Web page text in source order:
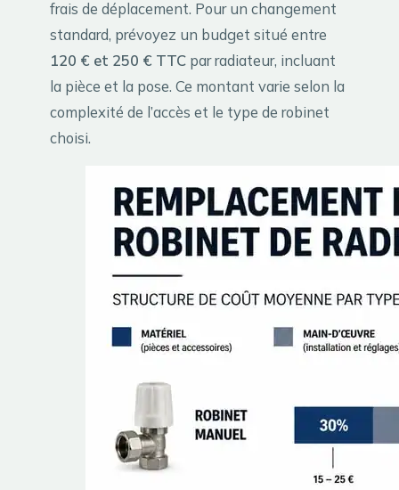
frais de déplacement. Pour un changement
standard, prévoyez un budget situé entre
120 € et 250 € TTC par radiateur, incluant
la pièce et la pose. Ce montant varie selon la
complexité de l’accès et le type de robinet
choisi.